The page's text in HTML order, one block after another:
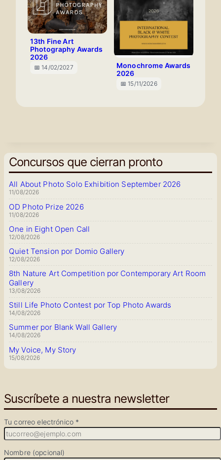
13th Fine Art
Photography Awards
2026
📅 14/02/2027
Monochrome Awards
2026
📅 15/11/2026
Concursos que cierran pronto
All About Photo Solo Exhibition September 2026
11/08/2026
OD Photo Prize 2026
11/08/2026
One in Eight Open Call
12/08/2026
Quiet Tension por Domio Gallery
12/08/2026
8th Nature Art Competition por Contemporary Art Room
Gallery
13/08/2026
Still Life Photo Contest por Top Photo Awards
14/08/2026
Summer por Blank Wall Gallery
14/08/2026
My Voice, My Story
15/08/2026
Suscríbete a nuestra newsletter
Tu correo electrónico *
Nombre (opcional)